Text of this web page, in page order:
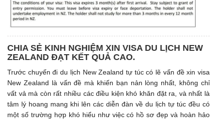
CHIA SẺ KINH NGHIỆM XIN VISA DU LỊCH NEW
ZEALAND ĐẠT KẾT QUẢ CAO.
Trước chuyến đi du lịch New Zealand tự túc có lẽ vấn đề xin visa
New Zealand là vấn đề mà khiến bạn nản lòng nhất, không chỉ
vất vả mà còn rất nhiều các điều kiện khó khăn đặt ra, và nhất là
tâm lý hoang mang khi lên các diễn đàn về du lịch tự túc đều có
một số trường hợp khó hiểu như việc có hồ sơ đẹp và hoàn hảo